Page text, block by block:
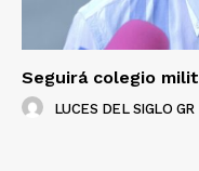
Seguirá colegio
LUCES DEL SIGLO GR